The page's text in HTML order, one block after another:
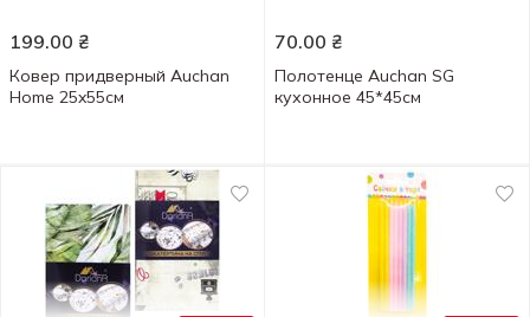
199.00 ₴
Ковер придверный Auchan
Home 25x55см
70.00 ₴
Полотенце Auchan SG
кухонное 45*45см